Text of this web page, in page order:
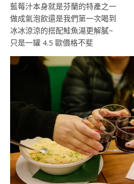
藍莓汁本身就是芬蘭的特產之一
做成氣泡飲還是我們第一次喝到
冰冰涼涼的搭配鮭魚湯更解膩~
只是一罐 4.5 歐價格不斐